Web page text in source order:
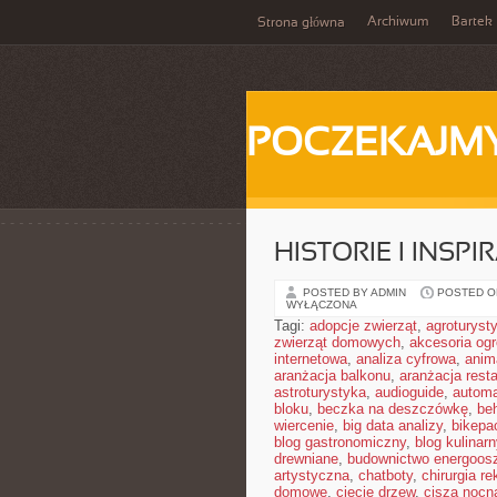
Strona główna Archiwum Bartek
HISTORIE I
POSTED BY ADMIN POSTED
WYŁĄCZONA
Tagi: adopcje zwierząt,
zwierząt domowych, akcesoria
internetowa, analiza cyfrowa,
aranżacja balkonu, aranżacja
astroturystyka, audioguide,
bloku, beczka na deszczówkę,
wiercenie, big data analizy,
blog gastronomiczny, blog
drewniane, budownictwo
artystyczna, chatboty, chirurgia
domowe, cięcie drzew, cisza